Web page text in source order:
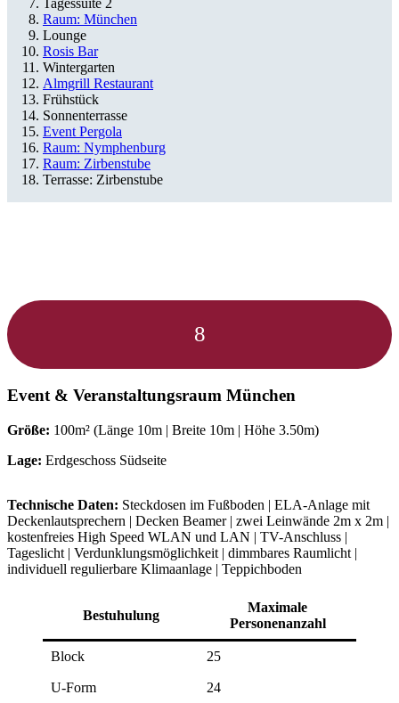
Raum: München
Lounge
Rosis Bar
Wintergarten
Almgrill Restaurant
Frühstück
Sonnenterrasse
Event Pergola
Raum: Nymphenburg
Raum: Zirbenstube
Terrasse: Zirbenstube
8
Event & Veranstaltungsraum München
Größe: 100m² (Länge 10m | Breite 10m | Höhe 3.50m)
Lage: Erdgeschoss Südseite
Technische Daten: Steckdosen im Fußboden | ELA-Anlage mit
Deckenlautsprechern | Decken Beamer | zwei Leinwände 2m x 2m |
kostenfreies High Speed WLAN und LAN | TV-Anschluss |
Tageslicht | Verdunklungsmöglichkeit | dimmbares Raumlicht |
individuell regulierbare Klimaanlage | Teppichboden
Bestuhulung
Maximale
Personenanzahl
Block 25
U-Form 24